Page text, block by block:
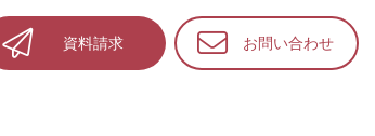
お問い合わせ
資料請求